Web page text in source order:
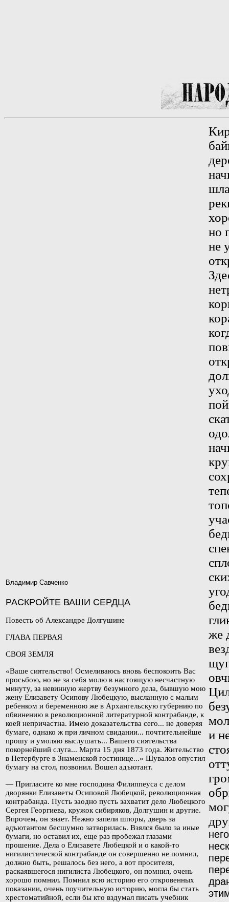
Владимир Савченко
РАСКРОЙТЕ ВАШИ СЕРДЦА
Повесть об Александре Долгушине
ГЛАВА ПЕРВАЯ
СВОЯ ЗЕМЛЯ
«Ваше сиятельство! Осмеливаюсь вновь беспокоить Вас
просьбою, но не за себя молю в настоящую несчастную
минуту, за невинную жертву безумного дела, бывшую мою
жену Елизавету Осипову Любецкую, высланную с малым
ребенком и беременною же в Архангельскую губернию по
обвинению в революционной литературной контрабанде, к
коей непричастна. Имею доказательства сего... не доверяя
бумаге, однако ж при личном свидании... почтительнейше
прошу и умоляю выслушать... Вашего сиятельства
покорнейший слуга... Марта 15 дня 1873 года. Жительство
в Петербурге в Знаменской гостинице...» Шувалов опустил
бумагу на стол, позвонил. Вошел адъютант.
— Пригласите ко мне господина Филиппеуса с делом
дворянки Елизаветы Осиповой Любецкой, революционная
контрабанда. Пусть заодно пусть захватит дело Любецкого
Сергея Георгиева, кружок сибиряков, Долгушин и другие.
Впрочем, он знает. Нежно запели шпоры, дверь за
адъютантом бесшумно затворилась. Взялся было за иные
бумаги, но оставил их, еще раз пробежал глазами
прошение. Дела о Елизавете Любецкой и о какой-то
нигилистической контрабанде он совершенно не помнил,
должно быть, решалось без него, а вот просителя,
раскаявшегося нигилиста Любецкого, он помнил, очень
хорошо помнил. Помнил всю историю его откровенных
показании, очень поучительную историю, могла бы стать
хрестоматийной, если бы кто вздумал писать учебник
но
не
же
и